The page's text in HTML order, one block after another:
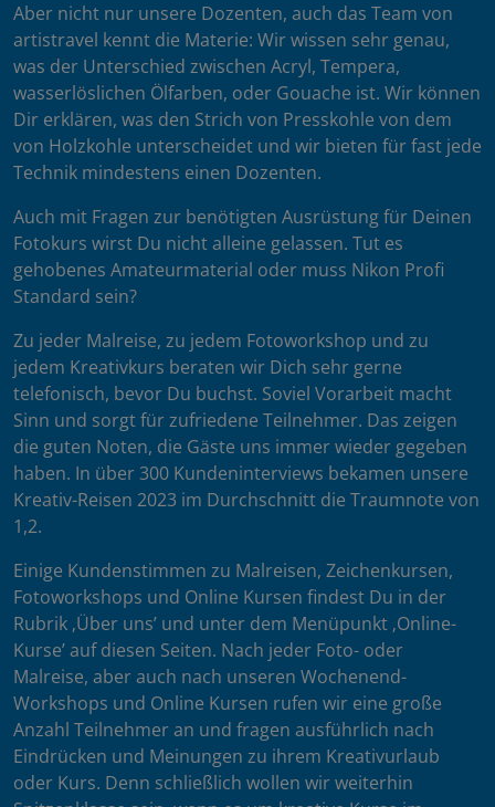
Aber nicht nur unsere Dozenten, auch das Team von
artistravel kennt die Materie: Wir wissen sehr genau,
was der Unterschied zwischen Acryl, Tempera,
wasserlöslichen Ölfarben, oder Gouache ist. Wir können
Dir erklären, was den Strich von Presskohle von dem
von Holzkohle unterscheidet und wir bieten für fast jede
Technik mindestens einen Dozenten.
Auch mit Fragen zur benötigten Ausrüstung für Deinen
Fotokurs wirst Du nicht alleine gelassen. Tut es
gehobenes Amateurmaterial oder muss Nikon Profi
Standard sein?
Zu jeder Malreise, zu jedem Fotoworkshop und zu
jedem Kreativkurs beraten wir Dich sehr gerne
telefonisch, bevor Du buchst. Soviel Vorarbeit macht
Sinn und sorgt für zufriedene Teilnehmer. Das zeigen
die guten Noten, die Gäste uns immer wieder gegeben
haben. In über 300 Kundeninterviews bekamen unsere
Kreativ-Reisen 2023 im Durchschnitt die Traumnote von
1,2.
Einige Kundenstimmen zu Malreisen, Zeichenkursen,
Fotoworkshops und Online Kursen findest Du in der
Rubrik ‚Über uns’ und unter dem Menüpunkt ‚Online-
Kurse’ auf diesen Seiten. Nach jeder Foto- oder
Malreise, aber auch nach unseren Wochenend-
Workshops und Online Kursen rufen wir eine große
Anzahl Teilnehmer an und fragen ausführlich nach
Eindrücken und Meinungen zu ihrem Kreativurlaub
oder Kurs. Denn schließlich wollen wir weiterhin